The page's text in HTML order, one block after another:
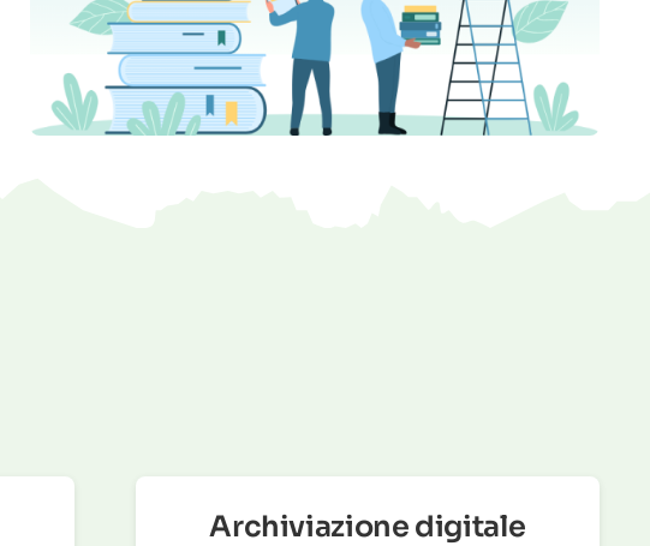
Archiviazione digitale